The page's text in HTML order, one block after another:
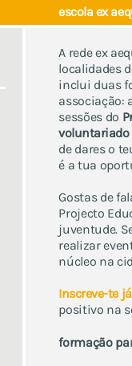
escola ex
A rede ex
localidades
inclui duas
associação:
sessões do
de dares o
é a tua
Gostas de
Projecto
juventude.
realizar
núcleo na
Inscreve-te
positivo na
formação